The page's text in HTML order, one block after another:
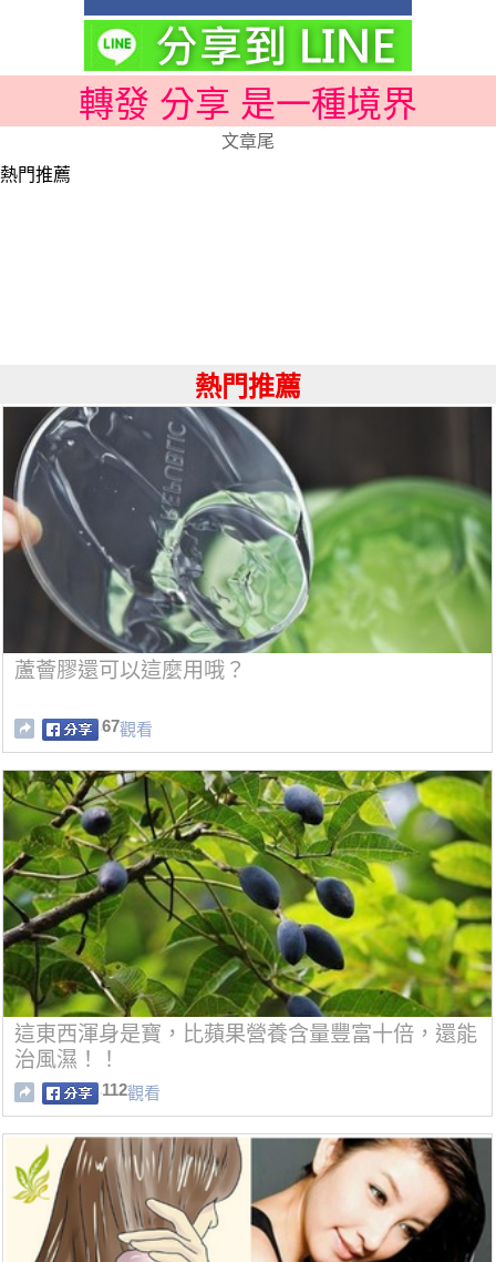
轉發 分享 是一種境界
文章尾
熱門推薦
熱門推薦
蘆薈膠還可以這麼用哦？
67觀看
這東西渾身是寶，比蘋果營養含量豐富十倍，還能
治風濕！！
112觀看